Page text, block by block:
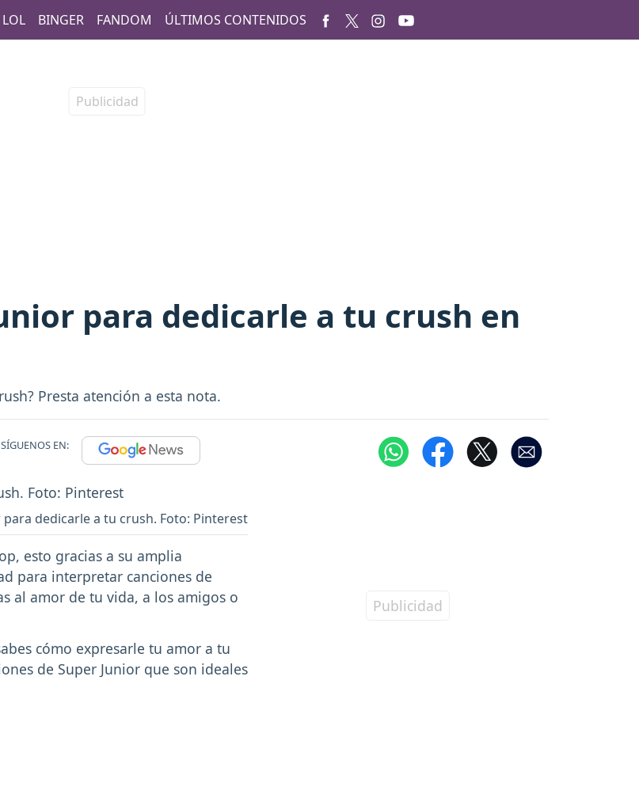
LOL BINGER FANDOM ÚLTIMOS CONTENIDOS
para dedicarle a tu crush en
Presta atención a esta nota.
SÍGUENOS EN:
para dedicarle a tu crush. Foto: Pinterest
esto gracias a su amplia
para interpretar canciones de
al amor de tu vida, a los amigos o
cómo expresarle tu amor a tu
de Super Junior que son ideales